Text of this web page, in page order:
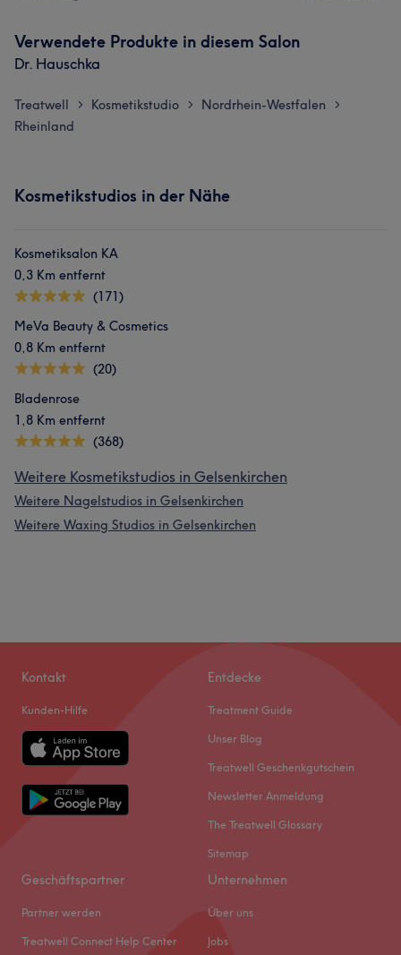
Verwendete Produkte in diesem Salon
Dr. Hauschka
Treatwell > Kosmetikstudio > Nordrhein-Westfalen >
Rheinland
Kosmetikstudios in der Nähe
Kosmetiksalon KA
0,3 Km entfernt
(171)
MeVa Beauty & Cosmetics
0,8 Km entfernt
(20)
Bladenrose
1,8 Km entfernt
(368)
Weitere Kosmetikstudios in Gelsenkirchen
Weitere Nagelstudios in Gelsenkirchen
Weitere Waxing Studios in Gelsenkirchen
Kontakt
Kunden-Hilfe
Entdecke
Treatment Guide
Unser Blog
Treatwell Geschenkgutschein
Newsletter Anmeldung
The Treatwell Glossary
Sitemap
Geschäftspartner
Partner werden
Treatwell Connect Help Center
Unternehmen
Über uns
Jobs